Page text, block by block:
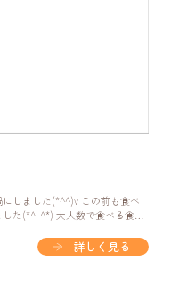
しました(*^^)v この前も食べ
た(*^-^*) 大人数で食べる食事
備し 入居者様の為に盆踊りを披
眼鏡が入居者様に大人気！ 「付
詳しく見る